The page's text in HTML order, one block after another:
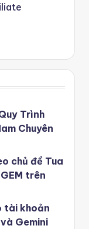
Trình
Chuyên
chủ đề Tua
trên
tài khoản
Gemini